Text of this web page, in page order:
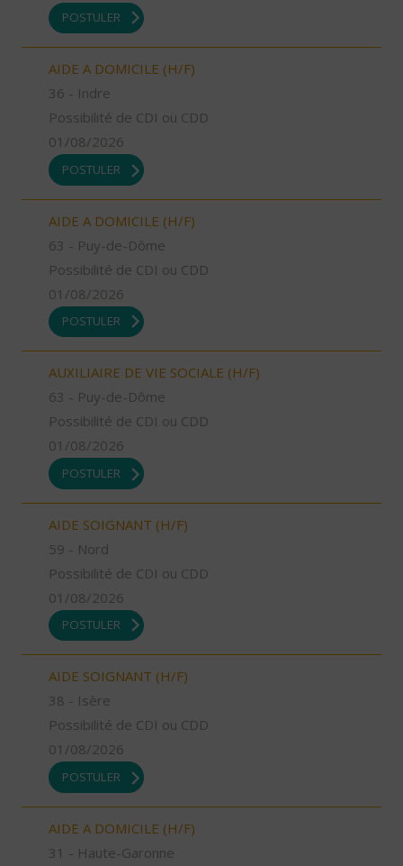
POSTULER
AIDE A DOMICILE (H/F)
36 - Indre
Possibilité de CDI ou CDD
01/08/2026
POSTULER
AIDE A DOMICILE (H/F)
63 - Puy-de-Dôme
Possibilité de CDI ou CDD
01/08/2026
POSTULER
AUXILIAIRE DE VIE SOCIALE (H/F)
63 - Puy-de-Dôme
Possibilité de CDI ou CDD
01/08/2026
POSTULER
AIDE SOIGNANT (H/F)
59 - Nord
Possibilité de CDI ou CDD
01/08/2026
POSTULER
AIDE SOIGNANT (H/F)
38 - Isère
Possibilité de CDI ou CDD
01/08/2026
POSTULER
AIDE A DOMICILE (H/F)
31 - Haute-Garonne